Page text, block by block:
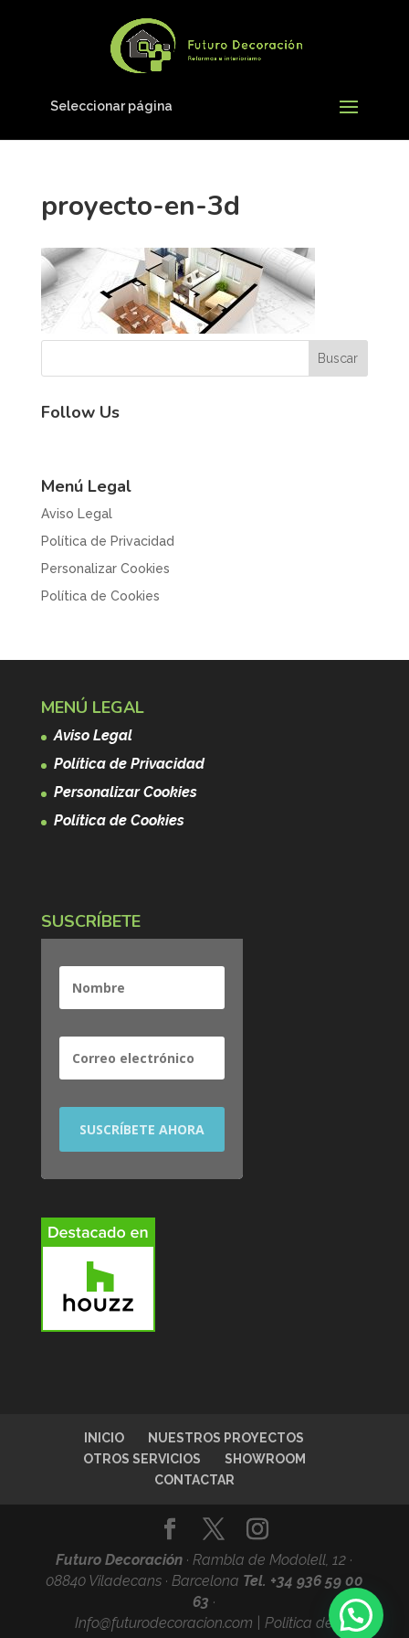
Seleccionar página
proyecto-en-3d
Follow Us
Menú Legal
Aviso Legal
Política de Privacidad
Personalizar Cookies
Política de Cookies
MENÚ LEGAL
Aviso Legal
Política de Privacidad
Personalizar Cookies
Política de Cookies
SUSCRÍBETE
INICIO
NUESTROS PROYECTOS
OTROS SERVICIOS
SHOWROOM
CONTACTAR
Futuro Decoración ·Rambla de Modolell, 12 ·
08840 Viladecans · Barcelona Tel. +34 936 59 00
63 ·
Info@futurodecoracion.com
|Politica de